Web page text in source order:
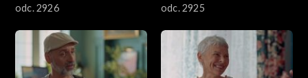
odc. 2926
odc. 2925